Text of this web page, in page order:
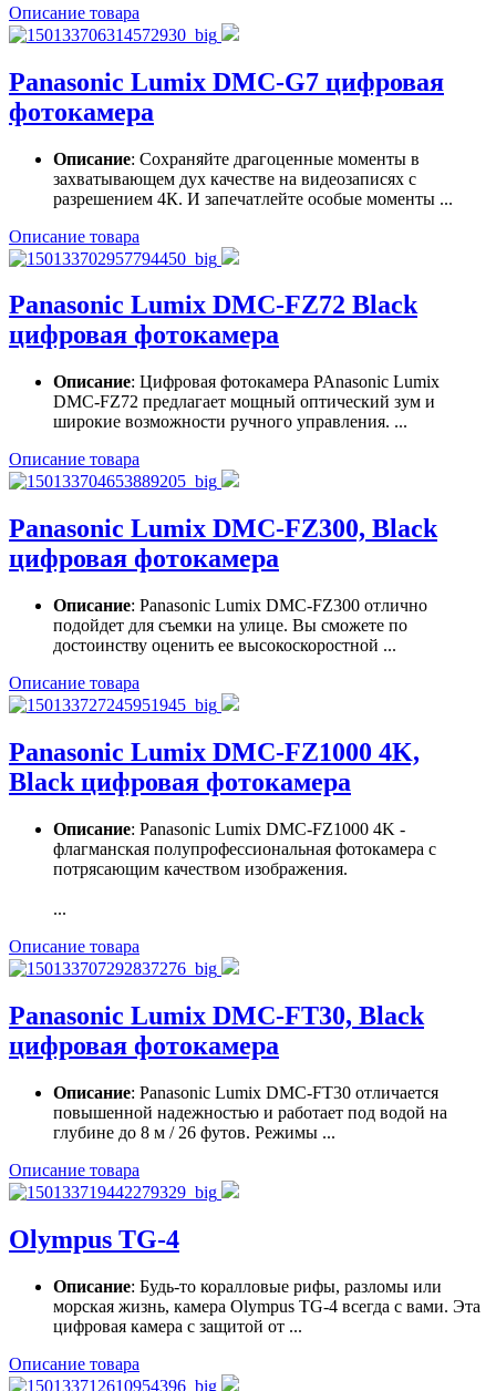
Описание товара
Panasonic Lumix DMC-G7 цифровая
фотокамера
Описание: Сохраняйте драгоценные моменты в
захватывающем дух качестве на видеозаписях с
разрешением 4К. И запечатлейте особые моменты ...
Описание товара
Panasonic Lumix DMC-FZ72 Black
цифровая фотокамера
Описание: Цифровая фотокамера PAnasonic Lumix
DMC-FZ72 предлагает мощный оптический зум и
широкие возможности ручного управления. ...
Описание товара
Panasonic Lumix DMC-FZ300, Black
цифровая фотокамера
Описание: Panasonic Lumix DMC-FZ300 отлично
подойдет для съемки на улице. Вы сможете по
достоинству оценить ее высокоскоростной ...
Описание товара
Panasonic Lumix DMC-FZ1000 4K,
Black цифровая фотокамера
Описание: Panasonic Lumix DMC-FZ1000 4K -
флагманская полупрофессиональная фотокамера с
потрясающим качеством изображения.
...
Описание товара
Panasonic Lumix DMC-FT30, Black
цифровая фотокамера
Описание: Panasonic Lumix DMC-FT30 отличается
повышенной надежностью и работает под водой на
глубине до 8 м / 26 футов. Режимы ...
Описание товара
Olympus TG-4
Описание: Будь-то коралловые рифы, разломы или
морская жизнь, камера Olympus TG-4 всегда с вами. Эта
цифровая камера с защитой от ...
Описание товара